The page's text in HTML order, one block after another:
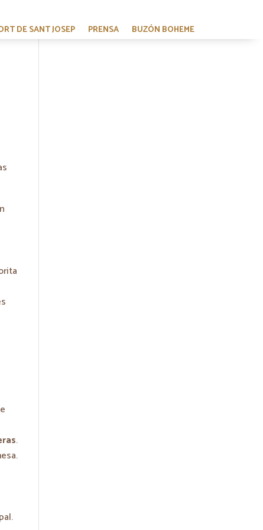
DE SANT JOSEP PRENSA BUZÓN BOHEME
.